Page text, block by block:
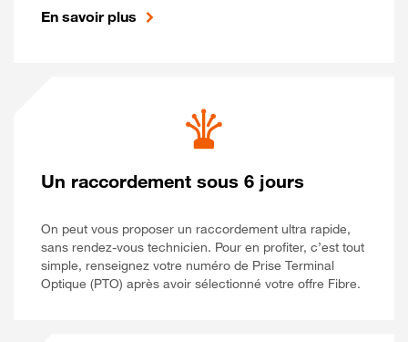
En savoir plus
Un raccordement sous 6 jours
On peut vous proposer un raccordement ultra rapide,
sans rendez-vous technicien. Pour en profiter, c’est tout
simple, renseignez votre numéro de Prise Terminal
Optique (PTO) après avoir sélectionné votre offre Fibre.